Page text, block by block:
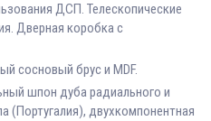
ДСП. Телескопические
Дверная коробка с
сосновый брус и MDF.
шпон дуба радиального и
(Португалия), двухкомпонентная